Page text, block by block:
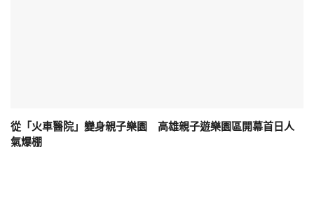
從「火車醫院」變身親子樂園 高雄親子遊樂園區開幕首日人
氣爆棚